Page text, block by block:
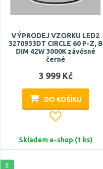
VÝPRODEJ VZORKU LED2
3270933DT CIRCLE 60 P-Z, B
DIM 42W 3000K závěsné
černé
3 999 Kč
DO KOŠÍKU
Skladem e-shop (1 ks)
E